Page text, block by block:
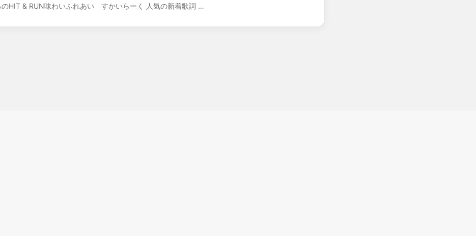
のHIT & RUN味わいふれあい すかいらーく 人気の新着歌詞 …